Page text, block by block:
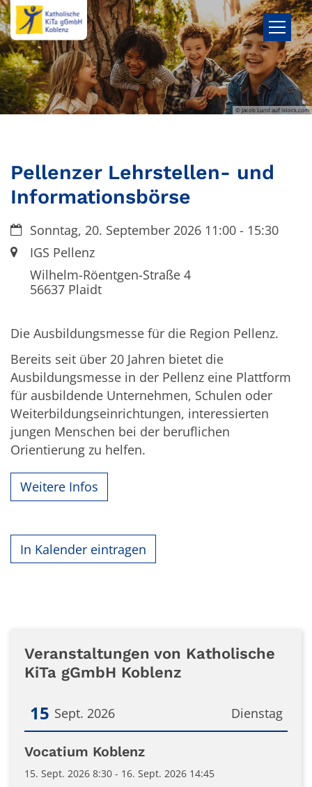
Zum Inhalt springen
© Jacob Lund auf istock.com
Pellenzer Lehrstellen- und
Informationsbörse
Datum:Sonntag, 20. September 2026 11:00 - 15:30
Ort:IGS Pellenz
Wilhelm-Röentgen-Straße 4
56637 Plaidt
Die Ausbildungsmesse für die Region Pellenz.
Bereits seit über 20 Jahren bietet die
Ausbildungsmesse in der Pellenz eine Plattform
für ausbildende Unternehmen, Schulen oder
Weiterbildungseinrichtungen, interessierten
jungen Menschen bei der beruflichen
Orientierung zu helfen.
Weitere Infos
In Kalender eintragen
Veranstaltungen von Katholische
KiTa gGmbH Koblenz
Dienstag
15 Sept. 2026
Datum: 15. September 2026
Vocatium Koblenz
15. Sept. 2026 8:30 - 16. Sept. 2026 14:45